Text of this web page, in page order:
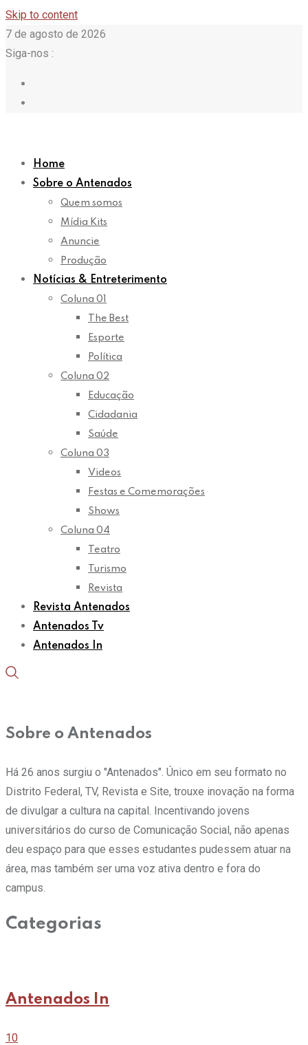
Skip to content
7 de agosto de 2026
Siga-nos :
Home
Sobre o Antenados
Quem somos
Mídia Kits
Anuncie
Produção
Notícias & Entreterimento
Coluna 01
The Best
Esporte
Política
Coluna 02
Educação
Cidadania
Saúde
Coluna 03
Videos
Festas e Comemorações
Shows
Coluna 04
Teatro
Turismo
Revista
Revista Antenados
Antenados Tv
Antenados In
Sobre o Antenados
Há 26 anos surgiu o "Antenados". Único em seu formato no
Distrito Federal, TV, Revista e Site, trouxe inovação na forma
de divulgar a cultura na capital. Incentivando jovens
universitários do curso de Comunicação Social, não apenas
deu espaço para que esses estudantes pudessem atuar na
área, mas também ser uma voz ativa dentro e fora do
campus.
Categorias
Antenados In
10